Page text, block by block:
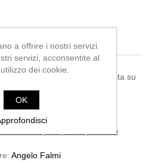
Falmi
cm, acrilico e tecnica mista su
tavola, 2023.
per questo prodotto
Angelo Falmi
a offrire i nostri servizi.
servizi, acconsentite al
dei cookie.
OK